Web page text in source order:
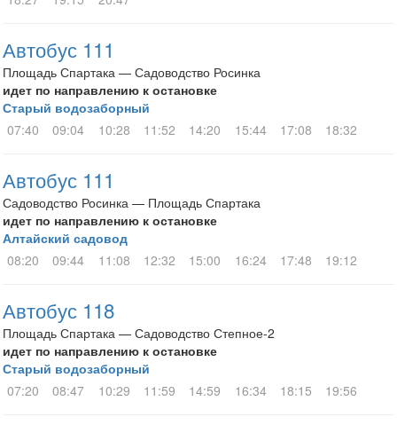
Автобус 111
Площадь Спартака — Садоводство Росинка
идет по направлению к остановке
Старый водозаборный
07:40
09:04 10:28 11:52 14:20 15:44 17:08 18:32
Автобус 111
Садоводство Росинка — Площадь Спартака
идет по направлению к остановке
Алтайский садовод
08:20
09:44 11:08 12:32 15:00 16:24 17:48 19:12
Автобус 118
Площадь Спартака — Садоводство Степное-2
идет по направлению к остановке
Старый водозаборный
07:20
08:47 10:29 11:59 14:59 16:34 18:15 19:56